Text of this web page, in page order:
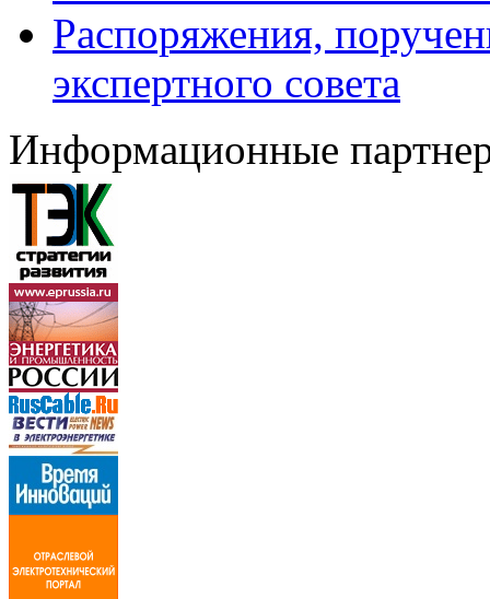
Распоряжения,
экспертного совета
Информационные